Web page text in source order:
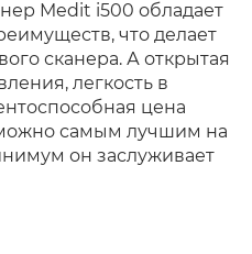
Medit i500 обладает
что делает
сканера. А открытая
легкость в
цена
самым лучшим на
он заслуживает